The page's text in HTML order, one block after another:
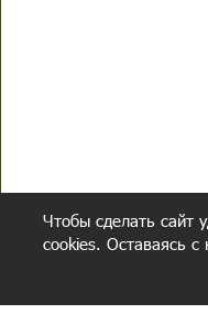
Чтобы сделать сайт
cookies. Оставаясь